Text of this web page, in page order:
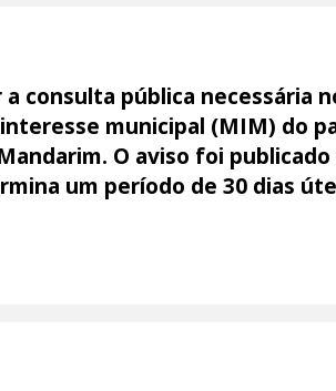
consulta pública necessária
municipal (MIM) do
O aviso foi publicado
um período de 30 dias